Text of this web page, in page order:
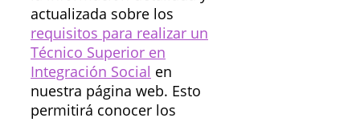
actualizada sobre los
requisitos para realizar un
Técnico Superior en
Integración Social en
nuestra página web. Esto
permitirá conocer los